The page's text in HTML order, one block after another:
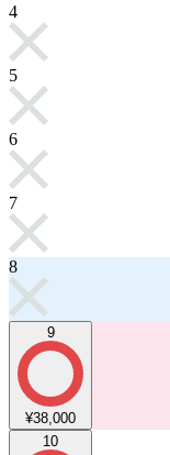
4
5
6
7
8
9
¥38,000
10